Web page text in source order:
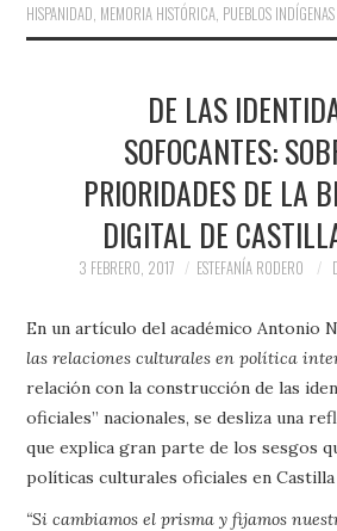
HISPANIDAD MEMORIA HISTÓRICA PUEBLOS INDÍGENAS
DE LAS
SOFOCANTES:
PRIORIDADES DE LA
DIGITAL DE
3 FEBRERO, 2017 ESTEFANÍA RODERO
En un artículo del académico Antonio
las relaciones culturales en política
relación con la construcción de las
oficiales” nacionales, se desliza una
que explica gran parte de los sesgos
políticas culturales oficiales en Castilla
“Si cambiamos el prisma y fijamos